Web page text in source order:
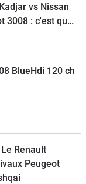
vs Nissan
3008 : c'est qui
BlueHdi 120 ch
Renault
Peugeot